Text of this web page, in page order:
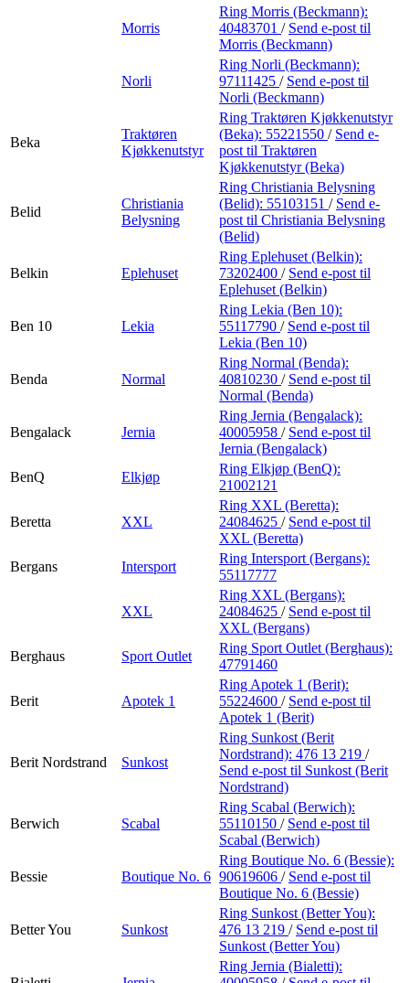
Morris
Ring Morris (Beckmann):
40483701 / Send e-post til
Morris (Beckmann)
Norli
Ring Norli (Beckmann):
97111425 / Send e-post til
Norli (Beckmann)
Beka
Traktøren
Kjøkkenutstyr
Ring Traktøren Kjøkkenutstyr
(Beka): 55221550 / Send e-
post til Traktøren
Kjøkkenutstyr (Beka)
Belid
Christiania
Belysning
Ring Christiania Belysning
(Belid): 55103151 / Send e-
post til Christiania Belysning
(Belid)
Belkin Eplehuset
Ring Eplehuset (Belkin):
73202400 / Send e-post til
Eplehuset (Belkin)
Ben 10 Lekia
Ring Lekia (Ben 10):
55117790 / Send e-post til
Lekia (Ben 10)
Benda Normal
Ring Normal (Benda):
40810230 / Send e-post til
Normal (Benda)
Bengalack Jernia
Ring Jernia (Bengalack):
40005958 / Send e-post til
Jernia (Bengalack)
BenQ
Elkjøp
Ring Elkjøp (BenQ):
21002121
Beretta XXL
Ring XXL (Beretta):
24084625 / Send e-post til
XXL (Beretta)
Bergans
Intersport
Ring Intersport (Bergans):
55117777
XXL
Ring XXL (Bergans):
24084625 / Send e-post til
XXL (Bergans)
Berghaus
Sport Outlet
Ring Sport Outlet (Berghaus):
47791460
Berit Apotek 1
Ring Apotek 1 (Berit):
55224600 / Send e-post til
Apotek 1 (Berit)
Berit Nordstrand Sunkost
Ring Sunkost (Berit
Nordstrand): 476 13 219 /
Send e-post til Sunkost (Berit
Nordstrand)
Berwich Scabal
Ring Scabal (Berwich):
55110150 / Send e-post til
Scabal (Berwich)
Bessie Boutique No. 6
Ring Boutique No. 6 (Bessie):
90619606 / Send e-post til
Boutique No. 6 (Bessie)
Better You Sunkost
Ring Sunkost (Better You):
476 13 219 / Send e-post til
Sunkost (Better You)
Ring Jernia (Bialetti):